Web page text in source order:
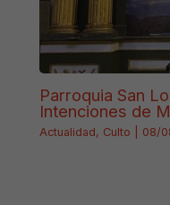
Parroquia San
Intenciones de
Actualidad, Culto 08/